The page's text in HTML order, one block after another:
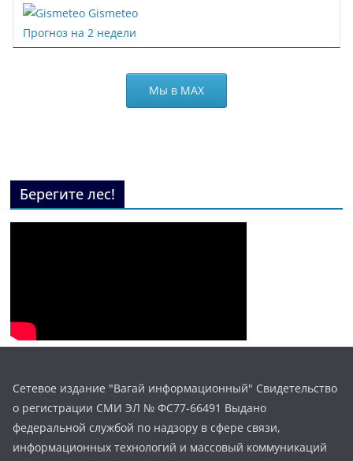
Gismeteo
Прогноз на 2 недели
Мы в МАХ
Берегите лес!
Сетевое издание "Вагай информационный" Свидетельство
о регистрации СМИ ЭЛ № ФС77-66491 Выдано
федеральной службой по надзору в сфере связи,
информационных технологий и массовый коммуникаций